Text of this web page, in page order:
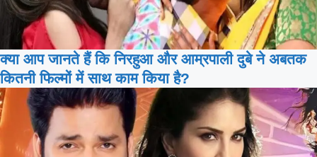
क्या आप जानते हैं कि निरहुआ और आम्रपाली दुबे ने अबतक
कितनी फिल्मों में साथ काम किया है?